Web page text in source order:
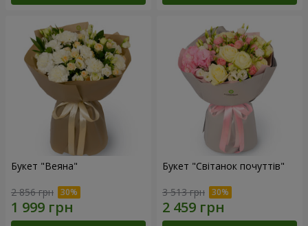
Букет "Веяна"
2 856 грн
Букет "Світанок почуттів"
3 513 грн